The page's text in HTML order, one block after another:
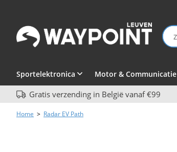
Sportelektronica Motor & Communicatie
Gratis verzending in België vanaf €99
Home > Radar EV Path